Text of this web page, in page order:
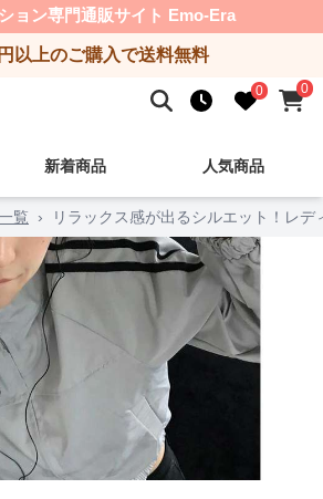
ョン専門通販サイト Emo-Era
以上のご購入で送料無料
0 0
新着商品 人気商品
覧 › リラックス感が出るシルエット！レ